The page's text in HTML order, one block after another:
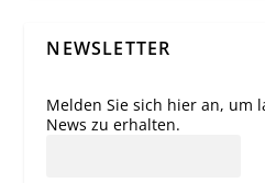
NEWSLETTER
Melden Sie sich hier an, um
News zu erhalten.